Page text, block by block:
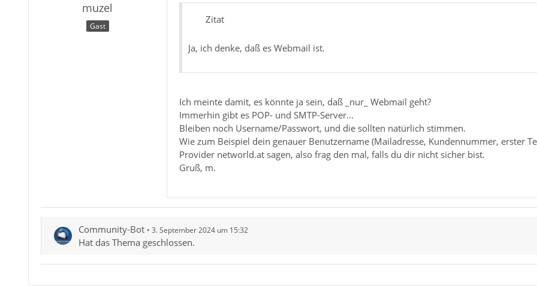
muzel
Gast
Zitat
Ja, ich denke, daß es Webmail ist.
Ich meinte damit, es könnte ja sein, daß _nur_ Webmail geht?
Immerhin gibt es POP- und SMTP-Server...
Bleiben noch Username/Passwort, und die sollten natürlich stimmen.
Wie zum Beispiel dein genauer Benutzername (Mailadresse, Kundennummer, erster
Provider networld.at sagen, also frag den mal, falls du dir nicht sicher bist.
Gruß, m.
Community-Bot 3. September 2024 um 15:32
Hat das Thema geschlossen.